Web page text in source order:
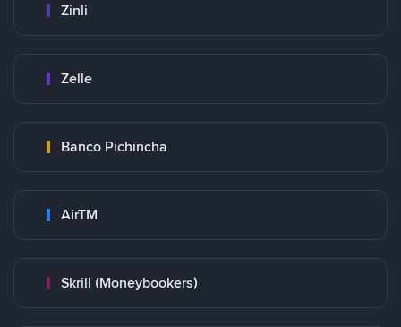
Zinli
Zelle
Banco Pichincha
AirTM
Skrill (Moneybookers)